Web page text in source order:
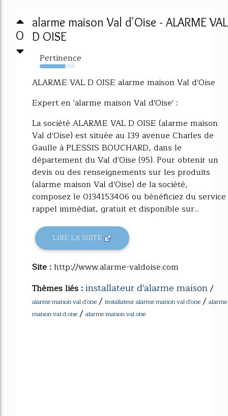
0
alarme maison Val d'Oise - ALARME VAL
D OISE
Pertinence
71%
ALARME VAL D OISE alarme maison Val d'Oise
Expert en 'alarme maison Val d'Oise' :
La société ALARME VAL D OISE (alarme maison
Val d'Oise) est située au 139 avenue Charles de
Gaulle à PLESSIS BOUCHARD, dans le
département du Val d'Oise (95). Pour obtenir un
devis ou des renseignements sur les produits
(alarme maison Val d'Oise) de la société,
composez le 0134153406 ou bénéficiez du service
rappel immédiat, gratuit et disponible sur...
LIRE LA SUITE
Site :http://www.alarme-valdoise.com
Thèmes liés :installateur d'alarme maison/
alarme maison val d'oise / installateur alarme maison val d'oise / alarme
maison val d oise / alarme maison val oise